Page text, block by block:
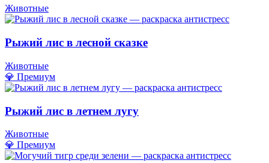
Животные
Рыжий лис в лесной сказке
Животные
💎 Премиум
Рыжий лис в летнем лугу
Животные
💎 Премиум